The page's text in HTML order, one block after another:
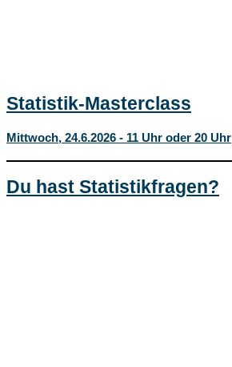
Statistik-Masterclass
Mittwoch, 24.6.2026 - 11 Uhr oder 20 Uhr
Du hast Statistikfragen?